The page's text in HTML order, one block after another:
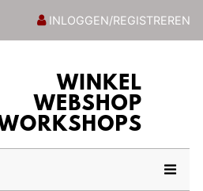
INLOGGEN/REGISTREREN